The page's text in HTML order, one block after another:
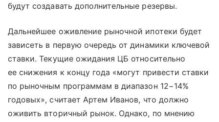
будут создавать дополнительные резервы.
Дальнейшее оживление рыночной ипотеки будет
зависеть в первую очередь от динамики ключевой
ставки. Текущие ожидания ЦБ относительно
ее снижения к концу года «могут привести ставки
по рыночным программам в диапазон 12−14%
годовых», считает Артем Иванов, что должно
оживить вторичный рынок. Однако, по мнению